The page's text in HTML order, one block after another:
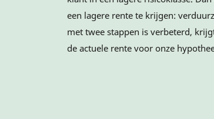
een lagere rente te krijgen:
met twee stappen is verbeterd,
de actuele rente voor onze